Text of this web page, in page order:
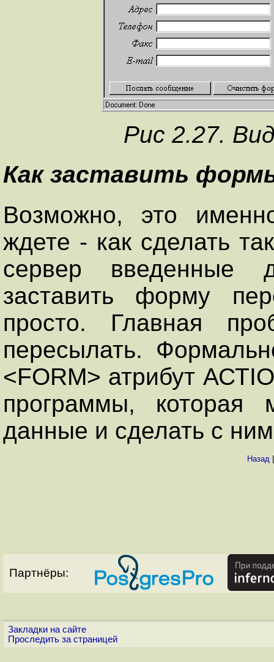
Рис 2.27.
Как заставить
Возможно, это
ждете - как сделать
сервер
заставить форму
просто. Главная
пересылать.
<FORM> атрибут
программы, которая
данные и сделать с
Назад
Партнёры:
Закладки на сайте
Проследить за страницей